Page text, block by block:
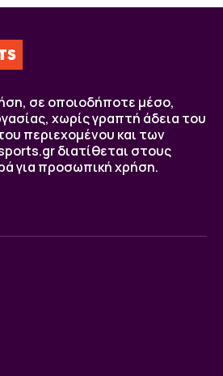
σε οποιοδήποτε μέσο,
χωρίς γραπτή άδεια του
περιεχομένου και των
διατίθεται στους
για προσωπική χρήση.